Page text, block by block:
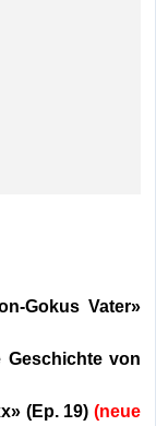
Gokus Vater»
Geschichte von
(Ep. 19)(neue